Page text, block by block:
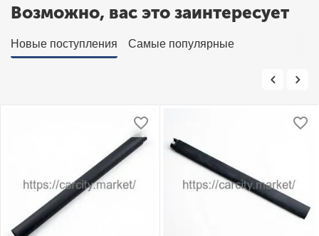
Возможно, вас это заинтересует
Новые поступления Самые популярные